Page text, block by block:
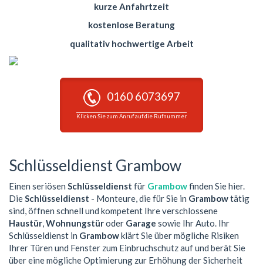
kurze Anfahrtzeit
kostenlose Beratung
qualitativ hochwertige Arbeit
0160 6073697
Klicken Sie zum Anruf auf die Rufnummer
Schlüsseldienst Grambow
Einen seriösen Schlüsseldienst für Grambowfinden Sie hier.
DieSchlüsseldienst - Monteure, die für Sie in Grambowtätig
sind, öffnen schnell und kompetent Ihre verschlossene
Haustür,Wohnungstüroder Garage sowie Ihr Auto. Ihr
Schlüsseldienst in Grambowklärt Sie über mögliche Risiken
Ihrer Türen und Fenster zum Einbruchschutz auf und berät Sie
über eine mögliche Optimierung zur Erhöhung der Sicherheit